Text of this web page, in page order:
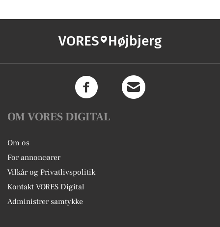
VORES Højbjerg
OM VORES DIGITAL
Om os
For annoncører
Vilkår og Privatlivspolitik
Kontakt VORES Digital
Administrer samtykke